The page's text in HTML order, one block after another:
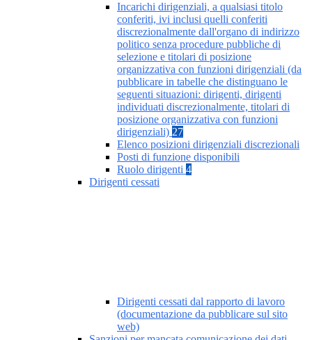
Incarichi dirigenziali, a qualsiasi titolo
conferiti, ivi inclusi quelli conferiti
discrezionalmente dall'organo di indirizzo
politico senza procedure pubbliche di
selezione e titolari di posizione
organizzativa con funzioni dirigenziali (da
pubblicare in tabelle che distinguano le
seguenti situazioni: dirigenti, dirigenti
individuati discrezionalmente, titolari di
posizione organizzativa con funzioni
dirigenziali) 27
Elenco posizioni dirigenziali discrezionali
Posti di funzione disponibili
Ruolo dirigenti 4
Dirigenti cessati
Dirigenti cessati dal rapporto di lavoro
(documentazione da pubblicare sul sito
web)